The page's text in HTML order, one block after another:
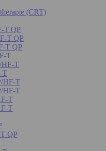
(CRT)
T QP
T QP
T QP
T
HF-T
T
HF-T
HF-T
T
T
QP